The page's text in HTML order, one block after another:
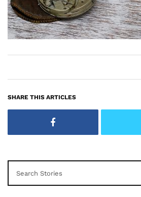
SHARE THIS ARTICLES